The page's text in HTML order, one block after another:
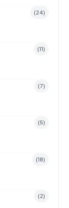
(24)
(11)
(7)
(5)
(18)
(2)